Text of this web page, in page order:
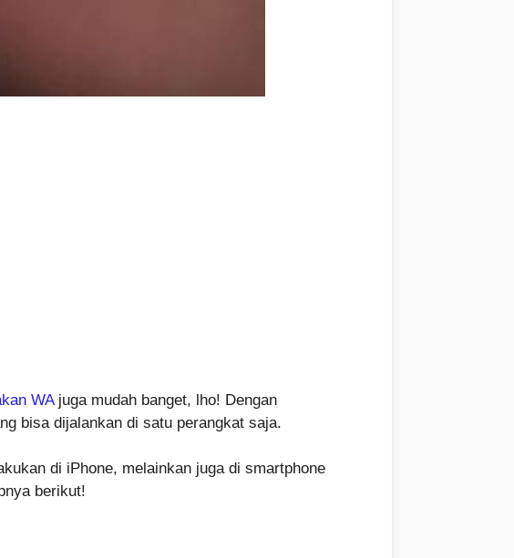
WAjuga mudah banget, lho! Dengan
bisa dijalankan di satu perangkat saja.
di iPhone, melainkan juga di smartphone
berikut!